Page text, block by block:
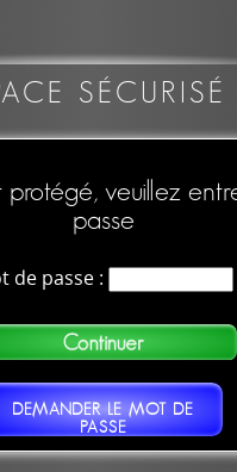
SÉCURISÉ
protégé, veuillez
passe
de passe :
DEMANDER LE MOT DE
PASSE